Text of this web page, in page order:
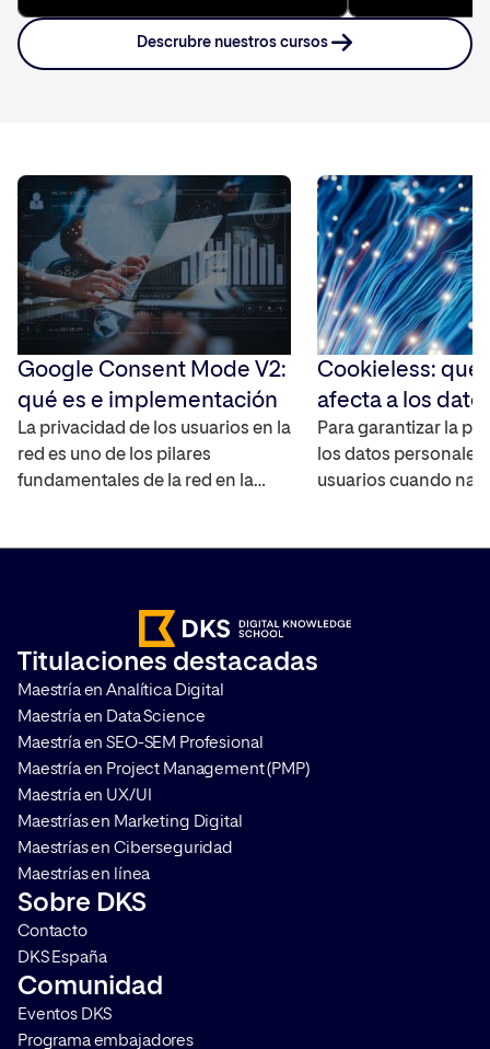
Descrubre nuestros cursos
Google Consent Mode V2:
qué es e implementación
La privacidad de los usuarios en la
red es uno de los pilares
fundamentales de la red en la
sea imprescindible realizar una
correcta gestión del
consentimiento. Te contamos
qué es Google Consent Mode […]
Cookieless: qué
afecta a los
Para garantizar la
los datos personales
usuarios cuando
Titulaciones destacadas
Maestría en Analítica Digital
Maestría en Data Science
Maestría en SEO-SEM Profesional
Maestría en Project Management (PMP)
Maestría en UX/UI
Maestrías en Marketing Digital
Maestrías en Ciberseguridad
Maestrías en línea
Sobre DKS
Contacto
DKS España
Comunidad
Eventos DKS
Programa embajadores